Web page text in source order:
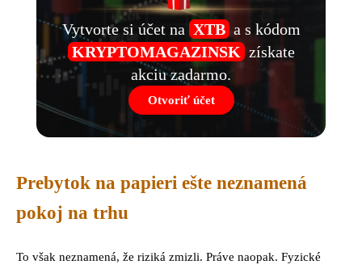
Vytvorte si účet na XTB a s kódom
KRYPTOMAGAZINSK získate
akciu zadarmo.
Otvoriť účet
Prebytok na papieri ešte neznamená
pokoj na trhu
To však neznamená, že riziká zmizli. Práve naopak. Fyzické